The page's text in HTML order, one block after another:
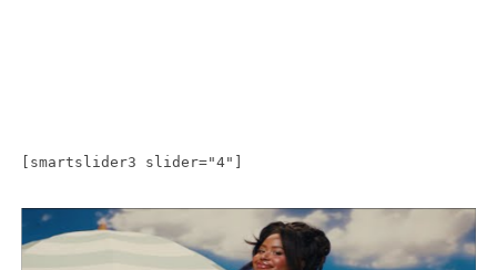
[smartslider3 slider="4"]